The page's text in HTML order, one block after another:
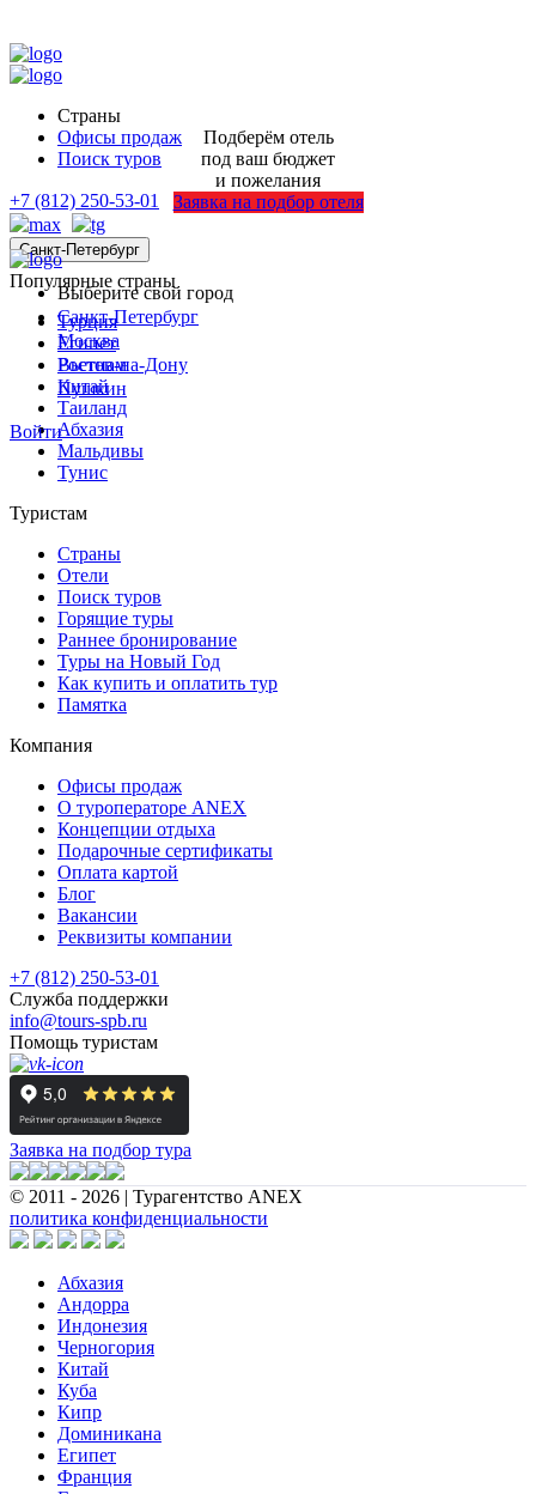
Страны
Офисы продаж
Поиск туров
+7 (812) 250-53-01
Санкт-Петербург
Выберите свой город
Санкт-Петербург
Москва
Ростов-на-Дону
Пушкин
Войти
Подберём отель
под ваш бюджет
и пожелания
Заявка на подбор отеля
Популярные страны
Турция
Египет
Вьетнам
Китай
Таиланд
Абхазия
Мальдивы
Тунис
Туристам
Страны
Отели
Поиск туров
Горящие туры
Раннее бронирование
Туры на Новый Год
Как купить и оплатить тур
Памятка
Компания
Офисы продаж
О туроператоре ANEX
Концепции отдыха
Подарочные сертификаты
Оплата картой
Блог
Вакансии
Реквизиты компании
+7 (812) 250-53-01
Служба поддержки
info@tours-spb.ru
Помощь туристам
Заявка на подбор тура
© 2011 - 2026 | Турагентство ANEX
политика конфиденциальности
Абхазия
Андорра
Индонезия
Черногория
Китай
Куба
Кипр
Доминикана
Египет
Франция